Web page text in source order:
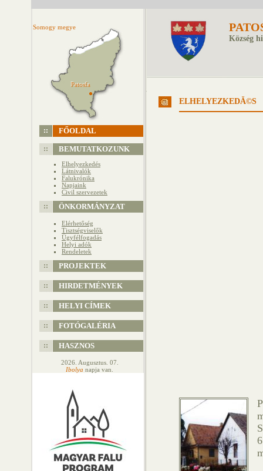
Somogy megye
Patosfa
Patosfa
FŐOLDAL
BEMUTATKOZUNK
Elhelyezkedés
Látnivalók
Falukrónika
Napjaink
Civil szervezetek
ÖNKORMÁNYZAT
Elérhetőség
Tisztségviselők
Ügyfélfogadás
Helyi adók
Rendeletek
PROJEKTEK
HIRDETMÉNYEK
HELYI CÍMEK
FOTÓGALÉRIA
HASZNOS
2026. Augusztus. 07.
Ibolya napja van.
Község
ELHELYEZKEDĂ©S